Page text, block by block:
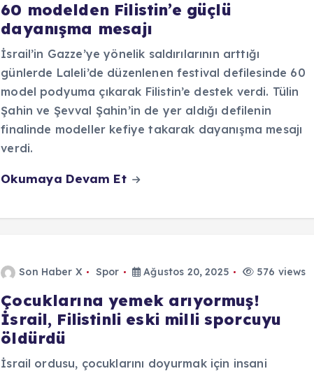
60 modelden Filistin’e güçlü
dayanışma mesajı
İsrail’in Gazze’ye yönelik saldırılarının arttığı
günlerde Laleli’de düzenlenen festival defilesinde 60
model podyuma çıkarak Filistin’e destek verdi. Tülin
Şahin ve Şevval Şahin’in de yer aldığı defilenin
finalinde modeller kefiye takarak dayanışma mesajı
verdi.
Okumaya Devam Et
Son Haber X Spor Ağustos 20, 2025 576 views
Çocuklarına yemek arıyormuş!
İsrail, Filistinli eski milli sporcuyu
öldürdü
İsrail ordusu, çocuklarını doyurmak için insani